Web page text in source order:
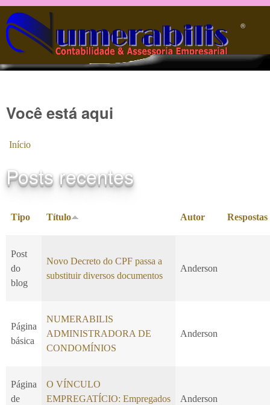
Pular para o conteúdo principal
®️
Você está aqui
Início
Posts recentes
Tipo Título Autor Respostas
Post
do
blog
Novo Decreto do CPF passa a
substituir diversos documentos
Anderson
Página
básica
NUMERABILIS
ADMINISTRADORA DE
CONDOMÍNIOS
Anderson
Página
de
O VÍNCULO
EMPREGATÍCIO: Empregados
Anderson